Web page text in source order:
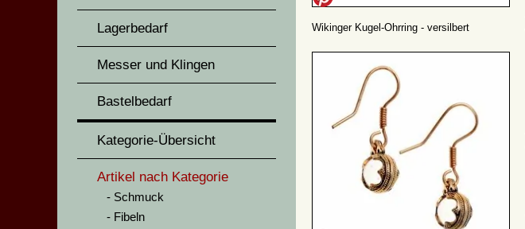
Lagerbedarf
Messer und Klingen
Bastelbedarf
Kategorie-Übersicht
Artikel nach Kategorie
Schmuck
Fibeln
Wikinger Kugel-Ohrring - versilbert